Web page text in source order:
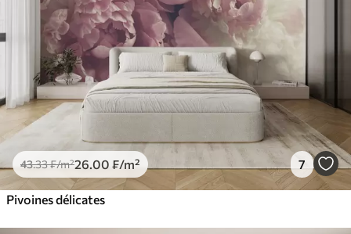
43.33₣/m²26.00 ₣/m² 7
Pivoines délicates